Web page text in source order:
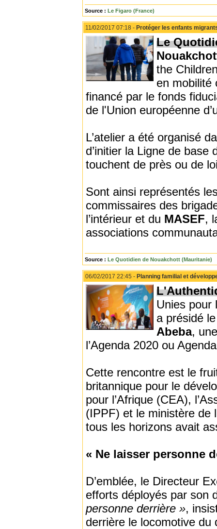
Source : Le Figaro (France)
11/02/2017 07:18 - Protéger les enfants
Le
the
en mobilité
financé par le fonds
de l'Union européenne
L’atelier a été organisé
d’initier la Ligne de
touchent de près ou de
Sont ainsi représentés
commissaires des
l’intérieur et du MASEF,
associations
Source : Le Quotidien de Nouakchott (Mauritanie)
06/02/2017 22:45 - Planning familial et
Unies pour
a présidé
Abeba,
l’Agenda 2020 ou
Cette rencontre est le
britannique pour le
pour l’Afrique (CEA),
(IPPF) et le ministère de
tous les horizons avait
« Ne laisser personne
D’emblée, le Directeur
efforts déployés par son
personne derrière »,
derrière le locomotive du